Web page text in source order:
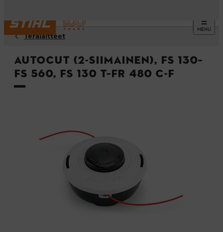
MENU
Terälaitteet
AutoCut (2-siimainen), FS 130–
FS 560, FS 130 T–FR 480 C-F